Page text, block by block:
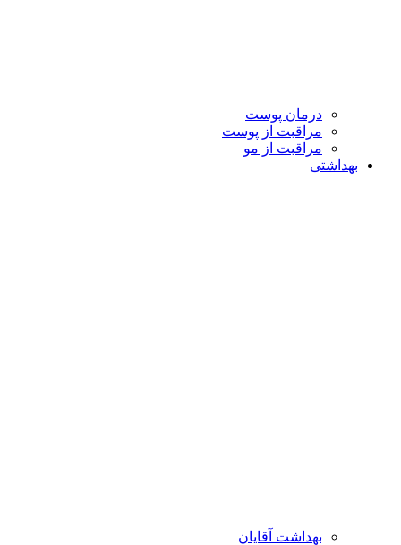
درمان پوست
مراقبت از پوست
مراقبت از مو
بهداشتی
بهداشت آقایان